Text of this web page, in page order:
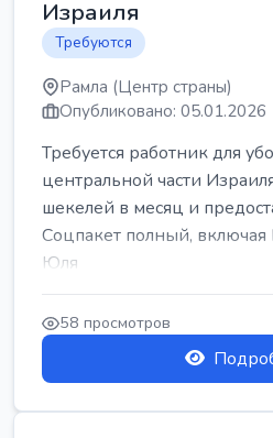
Израиля
Требуются
Рамла (Центр страны)
Опубликовано: 05.01.2026
Требуется работник для
центральной части
шекелей в месяц и
Соцпакет полный,
Юля
58 просмотров